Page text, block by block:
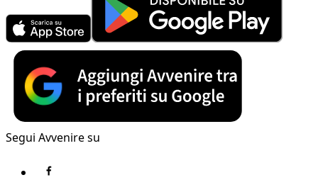
Segui Avvenire su